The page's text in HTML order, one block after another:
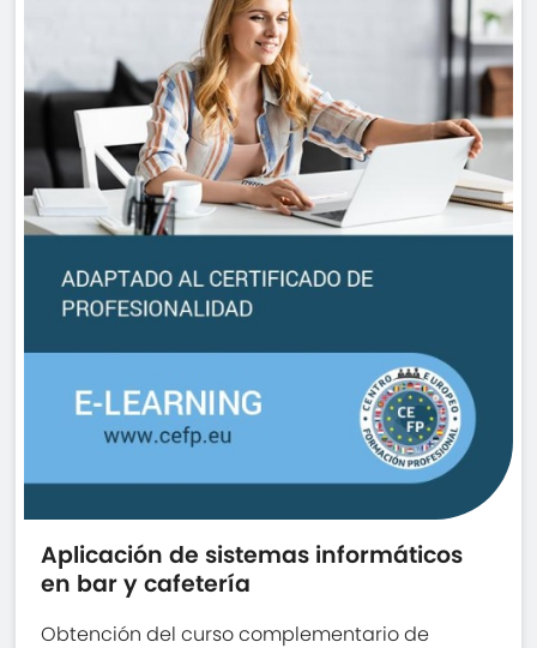
Aplicación de sistemas informáticos
en bar y cafetería
Obtención del curso complementario de